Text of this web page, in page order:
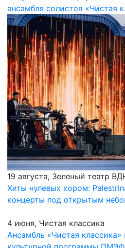
ансамбля солистов «Чистая
19 августа, Зеленый театр
Хиты нулевых хором:
концерты под открытым
4 июня, Чистая классика
Ансамбль «Чистая